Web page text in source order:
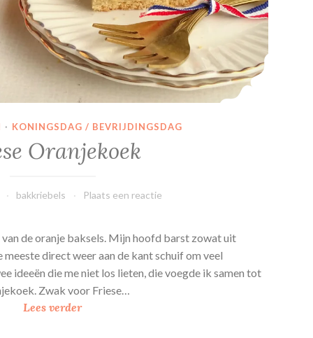
· KONINGSDAG / BEVRIJDINGSDAG
Oranjekoek
bakkriebels Plaats een reactie
de oranje baksels. Mijn hoofd barst zowat uit
meeste direct weer aan de kant schuif om veel
ideeën die me niet los lieten, die voegde ik samen tot
Zwak voor Friese…
Lees verderF